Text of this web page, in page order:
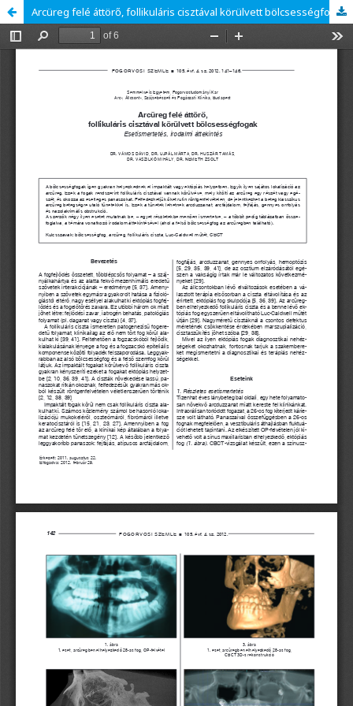
Arcüreg felé áttörő, follikuláris cisztával körülvett bölcsességfogak